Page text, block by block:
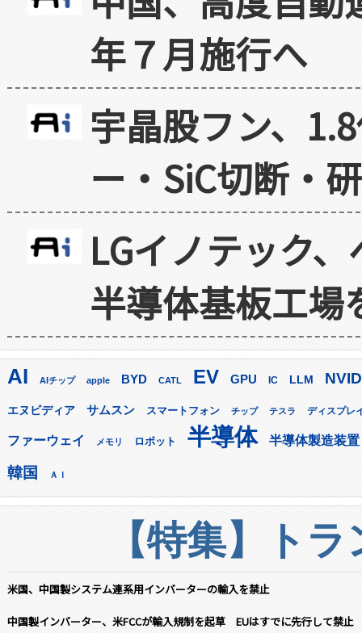
年７月施行へ
宇晶股フン、
ー・SiC切断・
LGイノテック
半導体基板工場
AI AIチップ apple BYD CATL EV GPU IC LLM
エヌビディア サムスン スマートフォン チップ テスラ ディスプレ
ファーウェイ メモリ ロボット 半導体 半導体製造装置
韓国 ＡＩ
【特集】ト
米国、中国製システム連系用インバーターの輸入を禁止
中国製インバーター、米FCCが輸入規制を起草 EUはすでに先行して禁止